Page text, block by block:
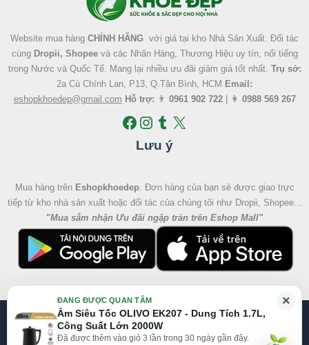
Website mua hàng CHÍNH HÃNG với giá tại kho Nhà Sản Xuất. Đối tác
cùng Dropii, Shopeevà các Nhãn Hàng, Thương Hiệu uy tín, nổi tiếng
trong Nước và Quốc Tế. Mang lại nhiều ưu đãi giảm giá tốt nhất. Trụ sở:
2a Cù Chính Lan, P13, Q.Tân Bình, HCM Email:
eshopkhoedep@gmail.com Hỗ trợ: 👨 0961 902 722| 👩 0988 569 267
Lưu ý
Mua hàng trên Eshopkhoedep. Đơn hàng của bạn sẻ được giao trực
tiếp từ kho nhà sản xuất hoặc đối tác của chúng tôi như Dropii, Shopee...
"Mua sắm nhận Ưu đãi ngập tràn trên Eshop Mall"
@2026 Eshop Khỏe Đẹp, All right reserved
Website:Eshop Mall|Eshopkhoedep.com
×
ĐANG ĐƯỢC QUAN TÂM
Ấm Siêu Tốc OLIVO EK207 - Dung Tích 1.7L,
Công Suất Lớn 2000W
Đã được thêm vào giỏ 3 lần trong 30 ngày gần đây.
gốc
là:
1.390.000 ₫.
hiện
tại
là: